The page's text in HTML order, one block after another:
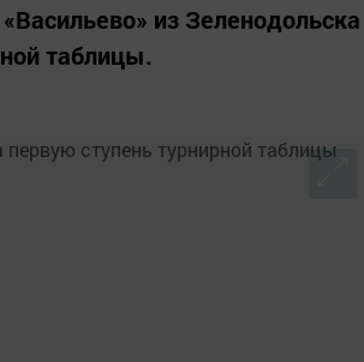
из Зеленодольска
таблицы.